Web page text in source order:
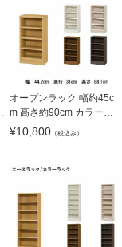
オープンラック 幅約45c
m 高さ約90cm カラーラ
ック
¥10,800（税込み）